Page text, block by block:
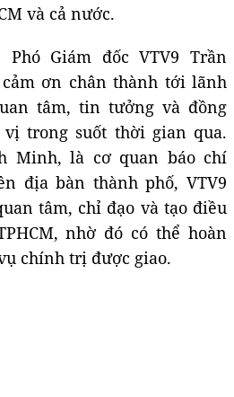
và cả nước.
Giám đốc VTV9 Trần
ơn chân thành tới lãnh
tâm, tin tưởng và đồng
trong suốt thời gian qua.
Minh, là cơ quan báo chí
địa bàn thành phố, VTV9
tâm, chỉ đạo và tạo điều
nhờ đó có thể hoàn
chính trị được giao.